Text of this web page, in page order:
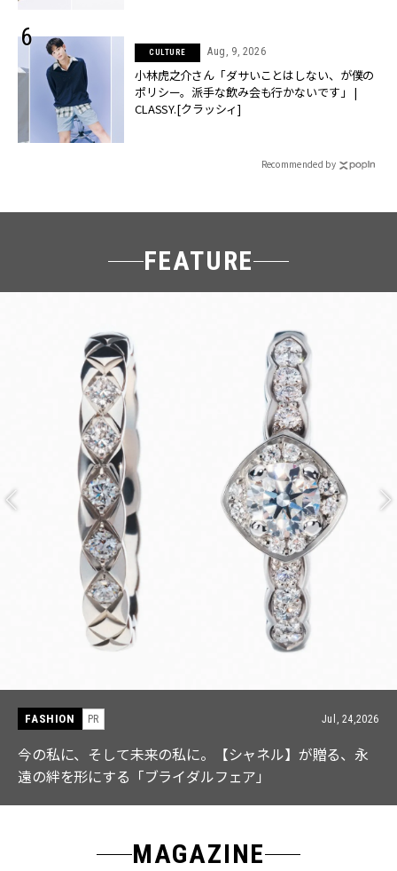
CULTURE Aug, 9, 2026
小林虎之介さん「ダサいことはしない、が僕の
ポリシー。派手な飲み会も行かないです」 |
CLASSY.[クラッシィ]
Recommended by
FEATURE
Jul, 24,2026
ル】が贈る、永
」
【ICB】人気インフルエンサーと共
なる「名品ブラウス」２選
MAGAZINE